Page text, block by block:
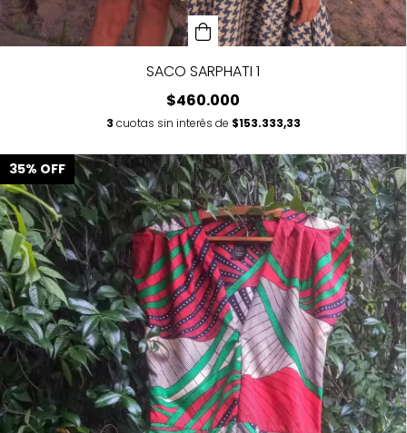
SACO SARPHATI 1
$460.000
3 cuotas sin interés de $153.333,33
35% OFF